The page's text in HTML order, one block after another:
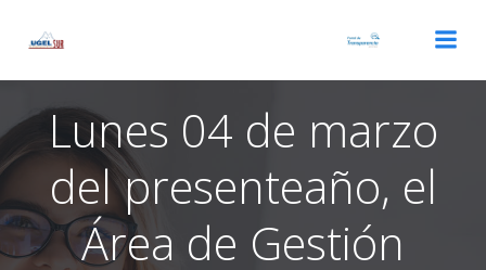
Lunes 04 de marzo
del presenteaño, el
Área de Gestión